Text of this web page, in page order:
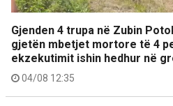
Gjenden 4 trupa në Zubin
gjetën mbetjet mortore të 4
ekzekutimit ishin hedhur në
04/08 12:35